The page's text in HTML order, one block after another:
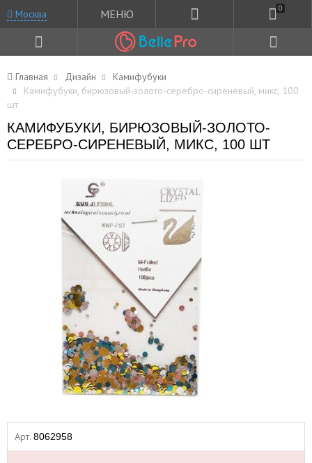
Москва МЕНЮ 0
Главная Дизайн
Камифубуки
Камифубуки, бирюзовый-золото-серебро-сиреневый, микс, 100
шт
КАМИФУБУКИ, БИРЮЗОВЫЙ-ЗОЛОТО-
СЕРЕБРО-СИРЕНЕВЫЙ, МИКС, 100 ШТ
Арт. 8062958